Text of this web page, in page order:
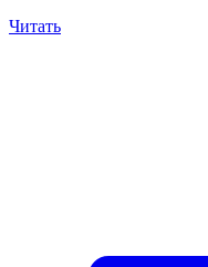
Читать